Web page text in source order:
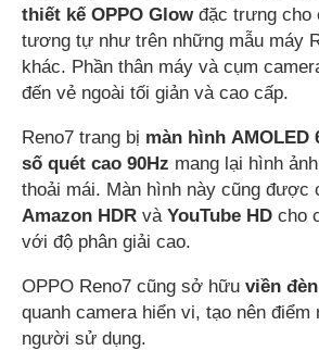
thiết kế OPPO Glowđặc trưng cho
tương tự như trên những mẫu máy
khác. Phần thân máy và cụm
đến vẻ ngoài tối giản và cao cấp.
Reno7 trang bị màn hình AMOLED
số quét cao 90Hz mang lại hình
thoải mái. Màn hình này cũng được
Amazon HDR và ​​ YouTube HD cho
với độ phân giải cao.
OPPO Reno7 cũng sở hữu viền
quanh camera hiển vi, tạo nên điểm
người sử dụng.